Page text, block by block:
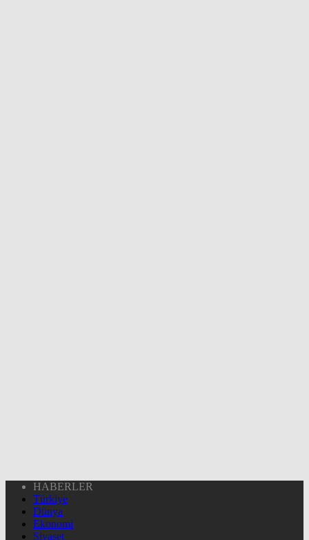
HABERLER
Türkiye
Dünya
Ekonomi
Siyaset